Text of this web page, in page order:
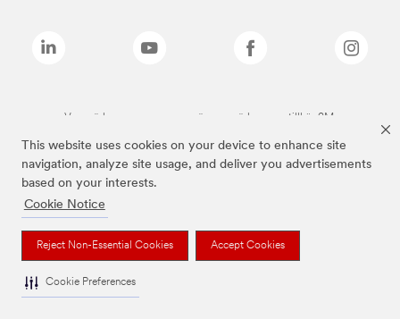
This website uses cookies on your device to enhance site
navigation, analyze site usage, and deliver you advertisements
based on your interests.
Cookie Notice
Reject Non-Essential Cookies Accept Cookies
Cookie Preferences
Varumärken som anges ovan är varumärken som tillhör 3M.